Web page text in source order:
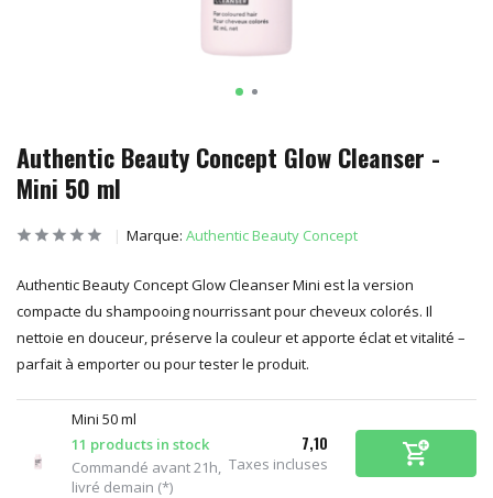
Authentic Beauty Concept Glow Cleanser -
Mini 50 ml
Marque: Authentic Beauty Concept
Authentic Beauty Concept Glow Cleanser Mini est la version
compacte du shampooing nourrissant pour cheveux colorés. Il
nettoie en douceur, préserve la couleur et apporte éclat et vitalité –
parfait à emporter ou pour tester le produit.
Mini 50 ml
11 products in stock
Commandé avant 21h,
livré demain (*)
7,10
Taxes incluses